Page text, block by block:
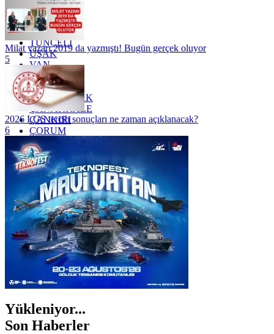
TEKİRDAĞ
TOKAT
TRABZON
TUNCELİ
UŞAK
VAN
YALOVA
YOZGAT
ZONGULDAK
ÇANAKKALE
ÇANKIRI
ÇORUM
İSTANBUL
İZMİR
ŞANLIURFA
ŞIRNAK
Milat yazarı 2019 da yazmıştı! Bugün gerçek oluyor
5
2026 LGS tercih sonuçları ne zaman açıklanacak?
6
Yükleniyor...
Son Haberler